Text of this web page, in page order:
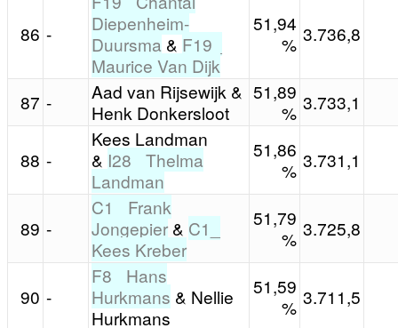
86 -
Diepenheim-
Duursma & F19_
Maurice Van Dijk
51,94
% 3.736,8
87 -
Aad van Rijsewijk &
Henk Donkersloot
51,89
% 3.733,1
88 -
Kees Landman
& I28_ Thelma
Landman
51,86
% 3.731,1
89 -
C1_ Frank
Jongepier & C1_
Kees Kreber
51,79
% 3.725,8
90 -
F8_ Hans
Hurkmans & Nellie
Hurkmans
51,59
% 3.711,5